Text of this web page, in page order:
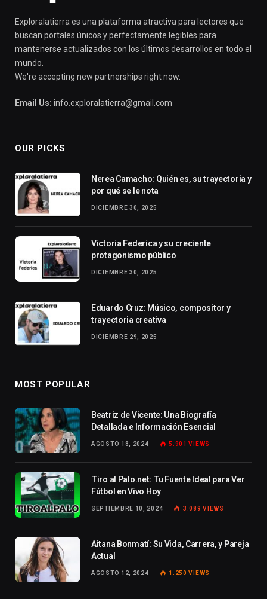
Exploralatierra es una plataforma atractiva para lectores que
buscan portales únicos y perfectamente legibles para
mantenerse actualizados con los últimos desarrollos en todo el
mundo.
We're accepting new partnerships right now.
Email Us: info.exploralatierra@gmail.com
OUR PICKS
Nerea Camacho: Quién es, su trayectoria y
por qué se le nota
DICIEMBRE 30, 2025
Victoria Federica y su creciente
protagonismo público
DICIEMBRE 30, 2025
Eduardo Cruz: Músico, compositor y
trayectoria creativa
DICIEMBRE 29, 2025
MOST POPULAR
Beatriz de Vicente: Una Biografía
Detallada e Información Esencial
AGOSTO 18, 2024 5.901VIEWS
Tiro al Palo.net: Tu Fuente Ideal para Ver
Fútbol en Vivo Hoy
SEPTIEMBRE 10, 2024 3.089VIEWS
Aitana Bonmatí: Su Vida, Carrera, y Pareja
Actual
AGOSTO 12, 2024 1.250VIEWS